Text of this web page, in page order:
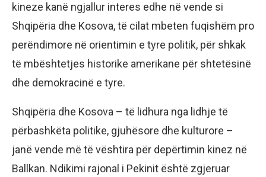
kineze kanë ngjallur interes edhe në vende si
Shqipëria dhe Kosova, të cilat mbeten fuqishëm pro
perëndimore në orientimin e tyre politik, për shkak
të mbështetjes historike amerikane për shtetësinë
dhe demokracinë e tyre.
Shqipëria dhe Kosova – të lidhura nga lidhje të
përbashkëta politike, gjuhësore dhe kulturore –
janë vende më të vështira për depërtimin kinez në
Ballkan. Ndikimi rajonal i Pekinit është zgjeruar